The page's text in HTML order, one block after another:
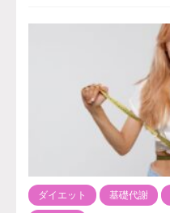
ダイエット 基礎代謝